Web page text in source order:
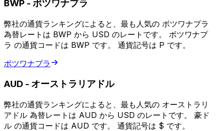
BWP - ボツワナプラ
弊社の通貨ランキングによると、最も人気の ボツワナプラ
為替レートは BWP から USD のレートです。 ボツワナプ
ラ の通貨コードは BWP です。 通貨記号は P です。
ボツワナプラ
AUD - オーストラリアドル
弊社の通貨ランキングによると、最も人気の オーストラリ
アドル 為替レートは AUD から USD のレートです。 豪ド
ル の通貨コードは AUD です。 通貨記号は $ です。